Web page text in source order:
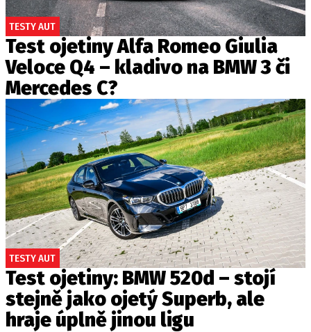
TESTY AUT
Test ojetiny Alfa Romeo Giulia
Veloce Q4 – kladivo na BMW 3 či
Mercedes C?
TESTY AUT
Test ojetiny: BMW 520d – stojí
stejně jako ojetý Superb, ale
hraje úplně jinou ligu